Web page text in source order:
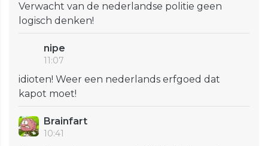
Verwacht van de nederlandse politie geen
logisch denken!
nipe
11:07
idioten! Weer een nederlands erfgoed dat
kapot moet!
Brainfart
10:41